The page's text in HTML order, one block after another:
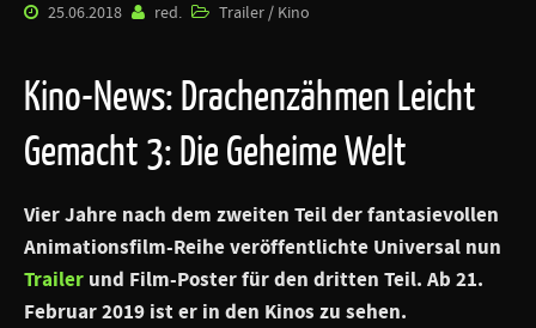
25.06.2018 red. Trailer / Kino
Kino-News: Drachenzähmen Leicht
Gemacht 3: Die Geheime Welt
Vier Jahre nach dem zweiten Teil der fantasievollen
Animationsfilm-Reihe veröffentlichte Universal nun
Trailer und Film-Poster für den dritten Teil. Ab 21.
Februar 2019 ist er in den Kinos zu sehen.